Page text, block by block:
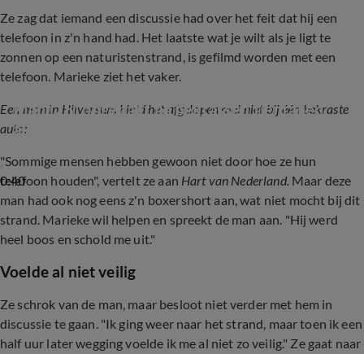
Ze zag dat iemand een discussie had over het feit dat hij een
telefoon in z'n hand had. Het laatste wat je wilt als je ligt te
zonnen op een naturistenstrand, is gefilmd worden met een
telefoon. Marieke ziet het vaker.
Een man in Hilversum hield het afgelopen mei niet bij één bekraste
auto:
0:40
Man (28) opgepakt na bekrassen tientallen
auto's in Hilversum
"Sommige mensen hebben gewoon niet door hoe ze hun
telefoon houden", vertelt ze aan Hart van Nederland. Maar deze
man had ook nog eens z'n boxershort aan, wat niet mocht bij dit
strand. Marieke wil helpen en spreekt de man aan. "Hij werd
heel boos en schold me uit."
Voelde al niet veilig
Ze schrok van de man, maar besloot niet verder met hem in
discussie te gaan. "Ik ging weer naar het strand, maar toen ik een
half uur later wegging voelde ik me al niet zo veilig." Ze gaat naar